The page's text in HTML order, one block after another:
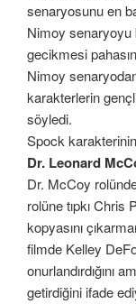
senaryosunu en
Nimoy senaryoyu
gecikmesi
Nimoy
karakterlerin
söyledi.
Spock
Dr. Leonard
Dr. McCoy
rolüne tıpkı Chris
kopyasını
filmde Kelley
onurlandırdığını
getirdiğini ifade